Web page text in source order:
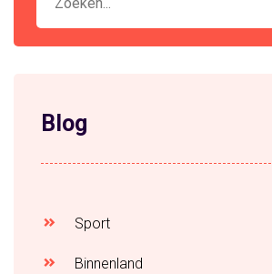
Blog
Sport
Binnenland